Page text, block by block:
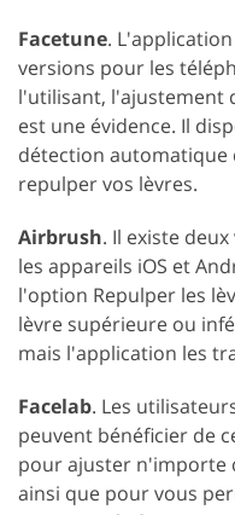
Facetune.
versions pour les
l'utilisant, l'ajustement
est une évidence. Il
détection automatique
repulper vos lèvres.
Airbrush. Il existe
les appareils iOS et
l'option Repulper les
lèvre supérieure ou
mais l'application les
Facelab. Les
peuvent bénéficier de
pour ajuster n'importe
ainsi que pour vous